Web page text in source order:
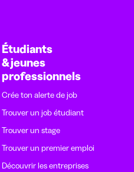
Étudiants
& jeunes
professionnels
Crée ton alerte de job
Trouver un job étudiant
Trouver un stage
Trouver un premier emploi
Découvrir les entreprises